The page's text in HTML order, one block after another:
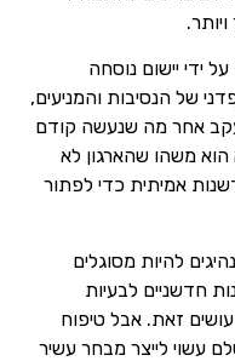
ידי יישום נוסחה
של הנסיבות והמניעים,
אחר מה שנעשה קודם
משהו שהארגון לא
אמיתית כדי לפתור
להיות מסוגלים
חדשניים לבעיות
זאת. אבל טיפוח
עשוי לייצר מבחר עשיר